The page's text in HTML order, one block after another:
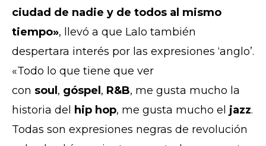
ciudad de nadie y de todos al mismo
tiempo», llevó a que Lalo también
despertara interés por las expresiones ‘anglo’.
«Todo lo que tiene que ver
con soul, góspel, R&B, me gusta mucho la
historia del hip hop, me gusta mucho el jazz.
Todas son expresiones negras de revolución